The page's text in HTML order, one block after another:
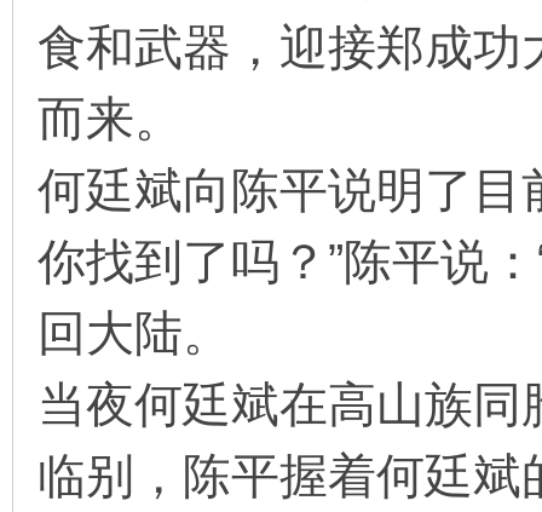
食和武器，迎接郑成
而来。
何廷斌向陈平说明了
你找到了吗？”陈平说
回大陆。
当夜何廷斌在高山族
临别，陈平握着何廷斌